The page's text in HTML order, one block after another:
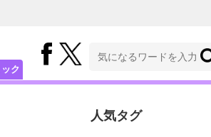
ク
人気タグ